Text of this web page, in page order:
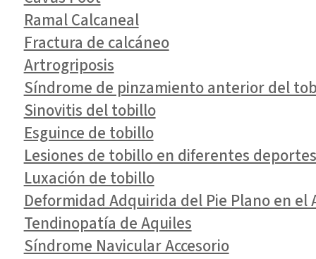
Ramal Calcaneal
Fractura de calcáneo
Artrogriposis
Síndrome de pinzamiento anterior del
Sinovitis del tobillo
Esguince de tobillo
Lesiones de tobillo en diferentes deportes
Luxación de tobillo
Deformidad Adquirida del Pie Plano en el
Tendinopatía de Aquiles
Síndrome Navicular Accesorio